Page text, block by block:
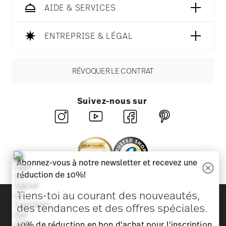
AIDE & SERVICES
ENTREPRISE & LÉGAL
RÉVOQUER LE CONTRAT
Suivez-nous sur
Découvrez toutes nos marques
Beauté et fonctionnalité pour votre maison
Abonnez-vous à notre newsletter et recevez une
réduction de 10%!
Tiens-toi au courant des nouveautés,
des tendances et des offres spéciales.